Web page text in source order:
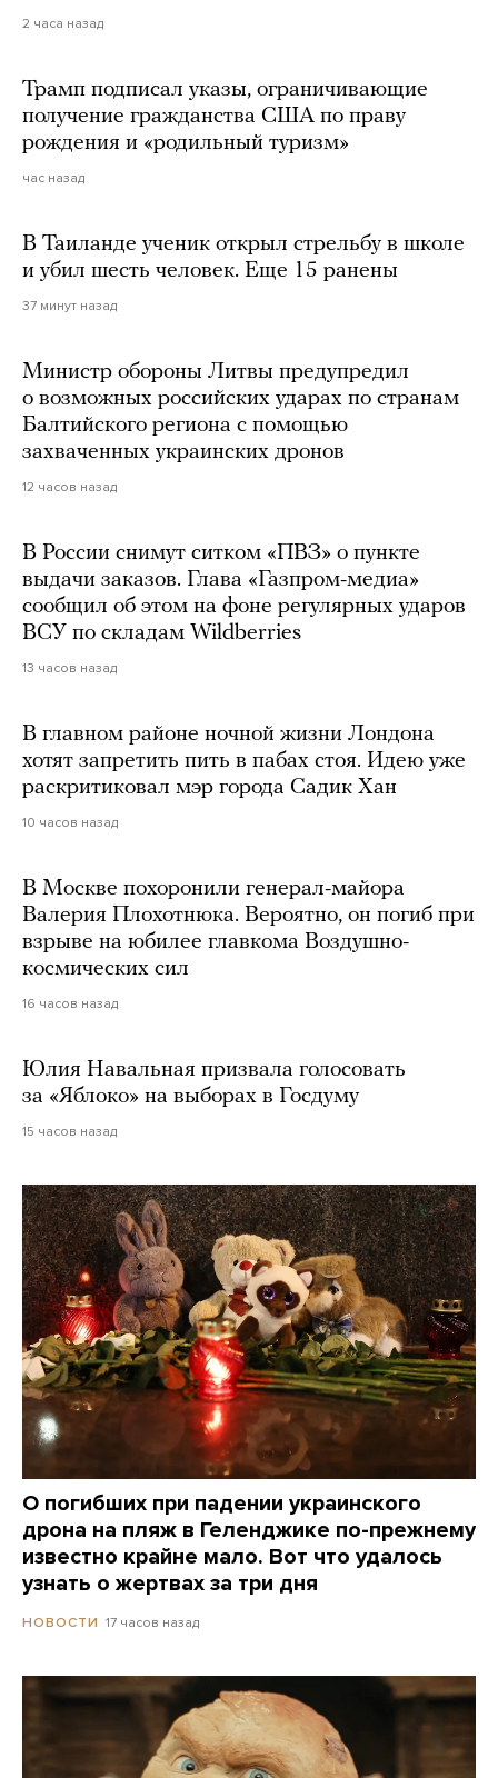
2 часа назад
Трамп подписал указы, ограничивающие
получение гражданства США по праву
рождения и «родильный туризм»
час назад
В Таиланде ученик открыл стрельбу в школе
и убил шесть человек. Еще 15 ранены
37 минут назад
Министр обороны Литвы предупредил
о возможных российских ударах по странам
Балтийского региона с помощью
захваченных украинских дронов
12 часов назад
В России снимут ситком «ПВЗ» о пункте
выдачи заказов. Глава «Газпром-медиа»
сообщил об этом на фоне регулярных ударов
ВСУ по складам Wildberries
13 часов назад
В главном районе ночной жизни Лондона
хотят запретить пить в пабах стоя. Идею уже
раскритиковал мэр города Садик Хан
10 часов назад
В Москве похоронили генерал-майора
Валерия Плохотнюка. Вероятно, он погиб при
взрыве на юбилее главкома Воздушно-
космических сил
16 часов назад
Юлия Навальная призвала голосовать
за «Яблоко» на выборах в Госдуму
15 часов назад
О погибших при падении украинского
дрона на пляж в Геленджике по-прежнему
известно крайне мало. Вот что удалось
узнать о жертвах за три дня
НОВОСТИ 17 часов назад